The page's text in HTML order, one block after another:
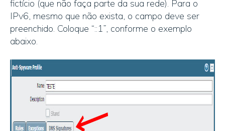
fictício (que não faça parte da sua rede). Para o
IPv6, mesmo que não exista, o campo deve ser
preenchido. Coloque “::1”, conforme o exemplo
abaixo.